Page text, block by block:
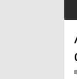
επίδομα διοίκησης στην